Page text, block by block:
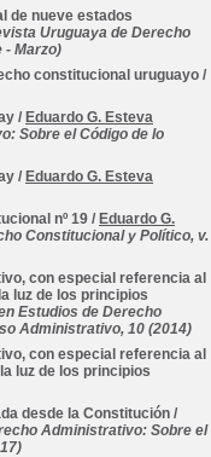
de nueve estados
Uruguaya de Derecho
- Marzo)
constitucional uruguayo /
/ Eduardo G. Esteva
Sobre el Código de lo
/ Eduardo G. Esteva
nº 19 / Eduardo G.
Constitucional y Político, v.
con especial referencia al
luz de los principios
Estudios de Derecho
Administrativo, 10 (2014)
con especial referencia al
luz de los principios
desde la Constitución /
Administrativo: Sobre el